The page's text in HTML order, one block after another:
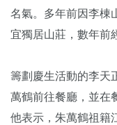
名氣。多年前因李棟
宜獨居山莊，數年前
籌劃慶生活動的李天
萬鶴前往餐廳，並在
他表示，朱萬鶴祖籍